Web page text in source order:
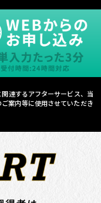
連するアフターサービス、当
案内等に使用させていただき